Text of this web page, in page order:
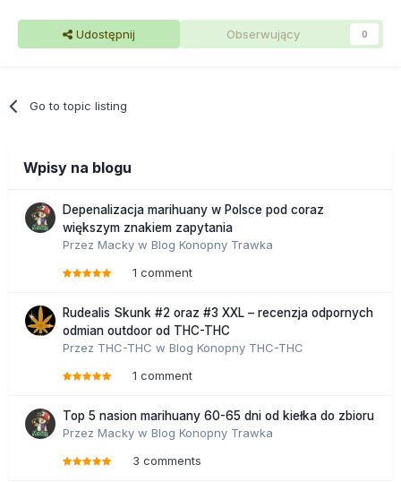
Udostępnij Obserwujący 0
Go to topic listing
Wpisy na blogu
Depenalizacja marihuany w Polsce pod coraz
większym znakiem zapytania
Przez Macky w Blog Konopny Trawka
1 comment
Rudealis Skunk #2 oraz #3 XXL – recenzja odpornych
odmian outdoor od THC-THC
Przez THC-THC w Blog Konopny THC-THC
1 comment
Top 5 nasion marihuany 60-65 dni od kiełka do zbioru
Przez Macky w Blog Konopny Trawka
3 comments